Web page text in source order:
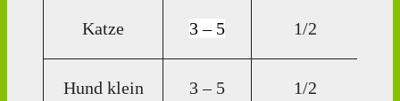
Katze 3 – 5 1/2
Hund klein 3 – 5 1/2